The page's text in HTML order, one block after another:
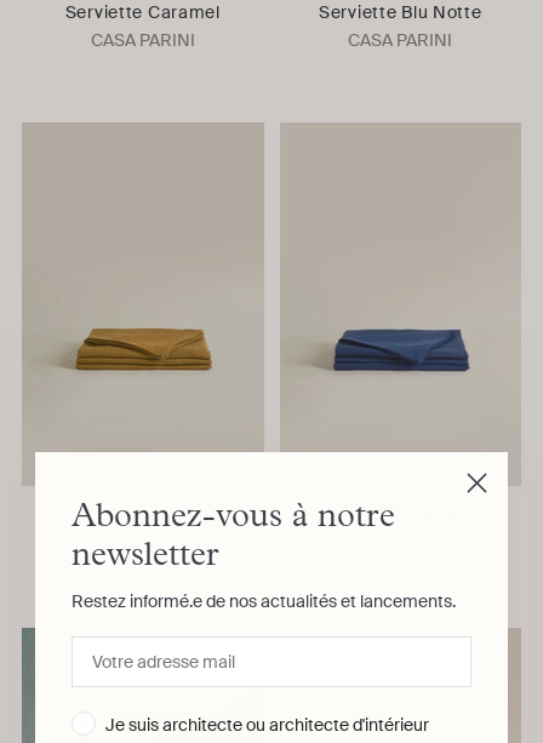
Serviette Caramel
CASA PARINI
Serviette Blu Notte
CASA PARINI
Nappe Caramel
CASA PARINI
Nappe Blu Notte
Abonnez-vous à notre
newsletter
Restez informé.e de nos actualités et lancements.
Je suis architecte ou architecte d'intérieur